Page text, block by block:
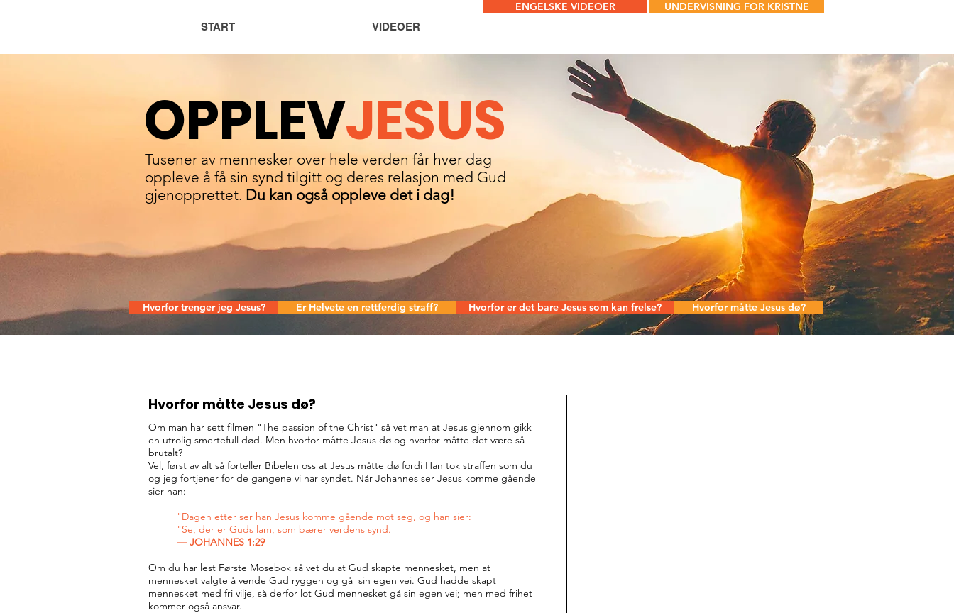
START VIDEOER
ENGELSKE VIDEOER UNDERVISNING FOR KRISTNE
OPPLEVJESUS
Tusener av mennesker over hele verden får hver dag
oppleve å få sin synd tilgitt og deres relasjon med Gud
gjenopprettet. Du kan også oppleve det i dag!
Hvorfor måtte Jesus dø?
Hvorfor er det bare Jesus som kan frelse?
Er Helvete en rettferdig straff?
Hvorfor trenger jeg Jesus?
Hvorfor måtte Jesus dø?
Om man har sett filmen "The passion of the Christ" så vet man at Jesus gjennom gikk
en utrolig smertefull død. Men hvorfor måtte Jesus dø og hvorfor måtte det være så
brutalt?
Vel, først av alt så forteller Bibelen oss at Jesus måtte dø fordi Han tok straffen som du
og jeg fortjener for de gangene vi har syndet. Når Johannes ser Jesus komme gående
sier han:
"Dagen etter ser han Jesus komme gående mot seg, og han sier:
"Se, der er Guds lam, som bærer verdens synd.
— JOHANNES 1:29
Om du har lest Første Mosebok så vet du at Gud skapte mennesket, men at
mennesket valgte å vende Gud ryggen og gå sin egen vei. Gud hadde skapt
mennesket med fri vilje, så derfor lot Gud mennesket gå sin egen vei; men med frihet
kommer også ansvar.